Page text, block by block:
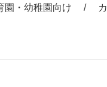
園・幼稚園向け